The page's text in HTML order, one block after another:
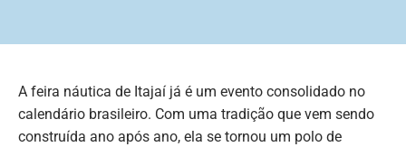
A feira náutica de Itajaí já é um evento consolidado no
calendário brasileiro. Com uma tradição que vem sendo
construída ano após ano, ela se tornou um polo de